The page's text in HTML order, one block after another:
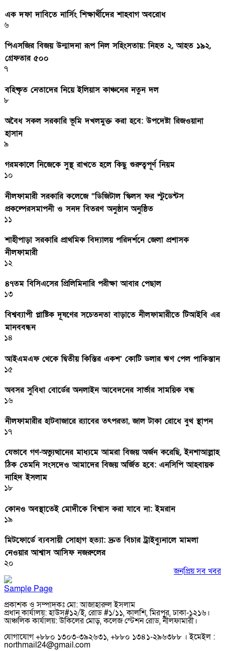
এক দফা দাবিতে নার্সিং শিক্ষার্থীদের শাহবাগ অবরোধ
৬
পিএসজির বিজয় উন্মাদনা রূপ নিল সহিংসতায়: নিহত ২, আহত ১৯২,
গ্রেফতার ৫০০
৭
বহিষ্কৃত নেতাদের নিয়ে ইলিয়াস কাঞ্চনের নতুন দল
৮
অবৈধ সকল সরকারি ভূমি দখলমুক্ত করা হবে: উপদেষ্টা রিজওয়ানা
হাসান
৯
গরমকালে নিজেকে সুস্থ রাখতে হলে কিছু গুরুত্বপূর্ণ নিয়ম
১০
নীলফামারী সরকারি কলেজে “ডিজিটাল স্কিলস ফর স্টুডেন্টস
প্রকল্পেরসমাপনী ও সনদ বিতরণ অনুষ্ঠান অনুষ্ঠিত
১১
শাহীপাড়া সরকারি প্রাথমিক বিদ্যালয় পরিদর্শনে জেলা প্রশাসক
নীলফামারী
১২
৪৭তম বিসিএসের প্রিলিমিনারি পরীক্ষা আবার পেছাল
১৩
বিশ্বব্যাপী প্লাষ্টিক দূষণের সচেতনতা বাড়াতে নীলফামারীতে টিআইবি এর
মানববন্ধন
১৪
আইএমএফ থেকে দ্বিতীয় কিস্তির একশ’ কোটি ডলার ঋণ পেল পাকিস্তান
১৫
অবসর সুবিধা বোর্ডের অনলাইন আবেদনের সার্ভার সাময়িক বন্ধ
১৬
নীলফামারীর হাটবাজারে র‌্যাবের তৎপরতা, জাল টাকা রোধে বুথ স্থাপন
১৭
যেভাবে গণ-অভ্যুত্থানের মাধ্যমে আমরা বিজয় অর্জন করেছি, ইনশাআল্লাহ
ঠিক তেমনি সংসদেও আমাদের বিজয় অর্জিত হবে: এনসিপি আহবায়ক
নাহিদ ইসলাম
১৮
কোনও অবস্থাতেই মোদীকে বিশ্বাস করা যাবে না: ইমরান
১৯
মিটফোর্ডে ব্যবসায়ী সোহাগ হত্যা: দ্রুত বিচার ট্রাইব্যুনালে মামলা
নেওয়ার আশ্বাস আসিফ নজরুলের
২০
জনপ্রিয় সব খবর
Sample Page
প্রকাশক ও সম্পাদকঃ মো: আজাহারুল ইসলাম
প্রধান কার্যালয়: হাউস#১২/ই, রোড #১/১১, কালশি, মিরপুর, ঢাকা-১২১৬।
আঞ্চলিক কার্যালয়: উকিলের মোড়, কলেজ স্টেশন রোড, নীলফামারী।
যোগাযোগ +৮৮০ ১৩০৩-৩৯২৬৩১, +৮৮০ ১৩৪১-২৯৬৩৮৮ । ইমেইল :
northmail24@gmail.com